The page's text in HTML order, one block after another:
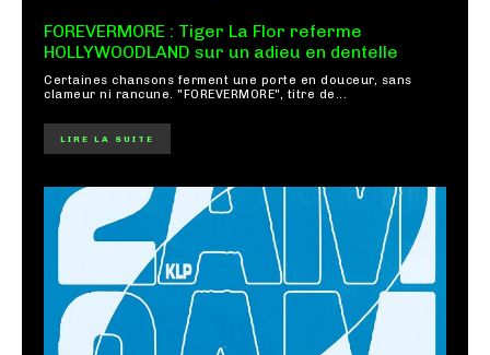
FOREVERMORE : Tiger La Flor referme
HOLLYWOODLAND sur un adieu en dentelle
Certaines chansons ferment une porte en douceur, sans
clameur ni rancune. "FOREVERMORE", titre de...
LIRE LA SUITE